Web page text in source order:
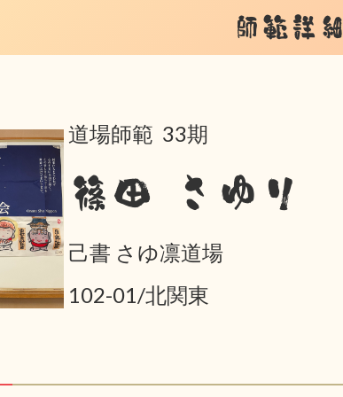
師範詳細
道場師範 33期
篠田 さゆり
己書 さゆ凛道場
102-01/北関東